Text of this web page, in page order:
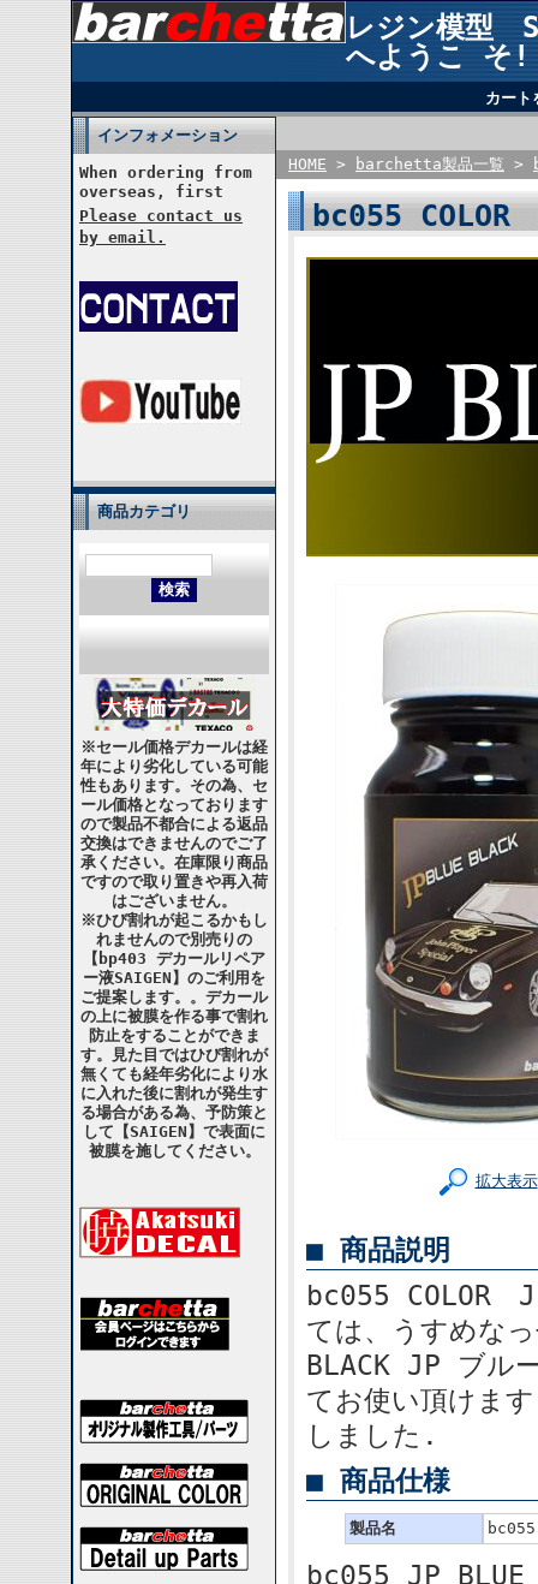
レジン模型
へようこ そ!
カート
インフォメーション
When ordering from
overseas, first
Please contact us
by email.
商品カテゴリ
※セール価格デカールは経
年により劣化している可能
性もあります。その為、セ
ール価格となっております
ので製品不都合による返品
交換はできませんのでご了
承ください。在庫限り商品
ですので取り置きや再入荷
はございません。
※ひび割れが起こるかもし
れませんので別売りの
【bp403 デカールリペア
ー液SAIGEN】のご利用を
ご提案します。。デカール
の上に被膜を作る事で割れ
防止をすることができま
す。見た目ではひび割れが
無くても経年劣化により水
に入れた後に割れが発生す
る場合がある為、予防策と
して【SAIGEN】で表面に
被膜を施してください。
HOME > barchetta製品一覧 >
bc055
拡大表示
■ 商品説明
bc055 COLOR
ては、うすめな
BLACK JP ブル
てお使い頂けま
しました.
■ 商品仕様
製品名
bc055 JP